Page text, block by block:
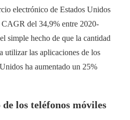
electrónico de Estados Unidos
CAGR del 34,9% entre 2020-
simple hecho de que la cantidad
utilizar las aplicaciones de los
ha aumentado un 25%
los teléfonos móviles